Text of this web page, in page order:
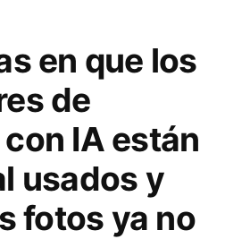
en que los
de
IA están
usados y
fotos ya no